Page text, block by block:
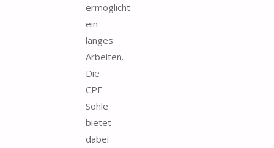
ermöglicht
ein
langes
Arbeiten.
Die
CPE-
Sohle
bietet
dabei